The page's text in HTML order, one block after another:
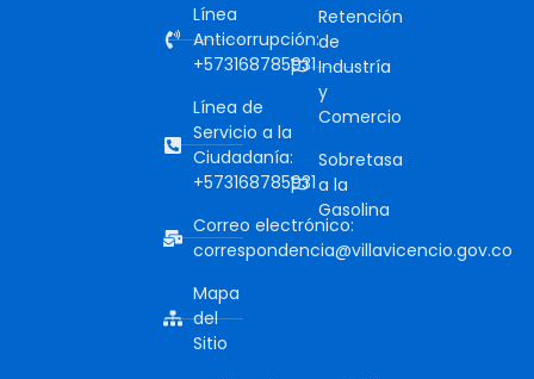
Línea
Anticorrupción:
+573168785931
Línea de
Servicio a la
Ciudadanía:
+573168785931
Correo electrónico:
correspondencia@villavicencio.gov.co
Mapa
del
Sitio
Retención
de
Industría
y
Comercio
Sobretasa
a la
Gasolina